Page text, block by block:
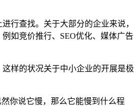
行查找。关于大部分的企业来说，
如竞价推行、SEO优化、媒体广告
样的状况关于中小企业的开展是极
你说它慢，那么它能慢到什么程